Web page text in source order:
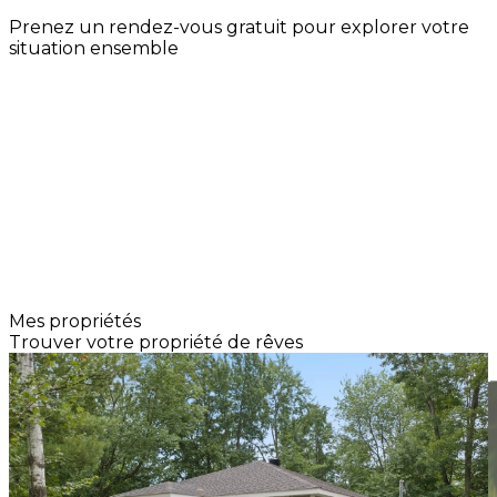
Prenez un rendez-vous gratuit pour explorer votre
situation ensemble
Mes propriétés
Trouver votre propriété de rêves